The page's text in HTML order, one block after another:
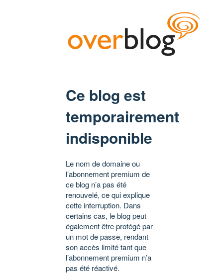
Ce blog est
temporairement
indisponible
Le nom de domaine ou
l’abonnement premium de
ce blog n’a pas été
renouvelé, ce qui explique
cette interruption. Dans
certains cas, le blog peut
également être protégé par
un mot de passe, rendant
son accès limité tant que
l’abonnement premium n’a
pas été réactivé.